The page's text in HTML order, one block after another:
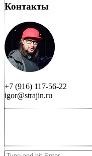
Контакты
+7 (916) 117-56-22
igor@strajin.ru
Search